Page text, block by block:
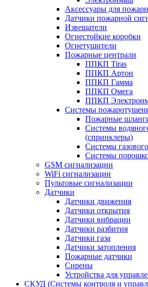
Аксессуары для
Датчики пожарной
Извещатели
Огнестойкие коробки
Огнетушители
Пожарные централи
ППКП Tiras
ППКП Артон
ППКП Гамма
ППКП Омега
ППКП
Системы
Пожарные
Системы
(спринклеры)
Системы
Системы
GSM сигнализации
WiFi сигнализации
Пультовые сигнализации
Датчики
Датчики движения
Датчики открытия
Датчики вибрации
Датчики разбития
Датчики газа
Датчики затопления
Пожарные датчики
Сирены
Устройства для
СКУД (Системы контроля и